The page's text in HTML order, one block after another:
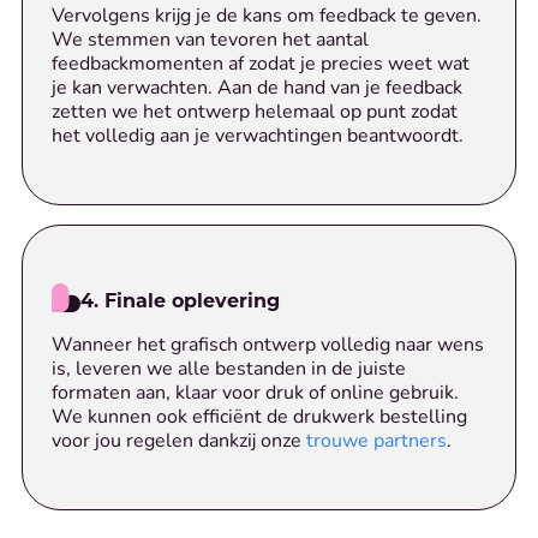
Vervolgens krijg je de kans om feedback te geven.
We stemmen van tevoren het aantal
feedbackmomenten af zodat je precies weet wat
je kan verwachten. Aan de hand van je feedback
zetten we het ontwerp helemaal op punt zodat
het volledig aan je verwachtingen beantwoordt.
4. Finale oplevering
Wanneer het grafisch ontwerp volledig naar wens
is, leveren we alle bestanden in de juiste
formaten aan, klaar voor druk of online gebruik.
We kunnen ook efficiënt de drukwerk bestelling
voor jou regelen dankzij onze trouwe partners.